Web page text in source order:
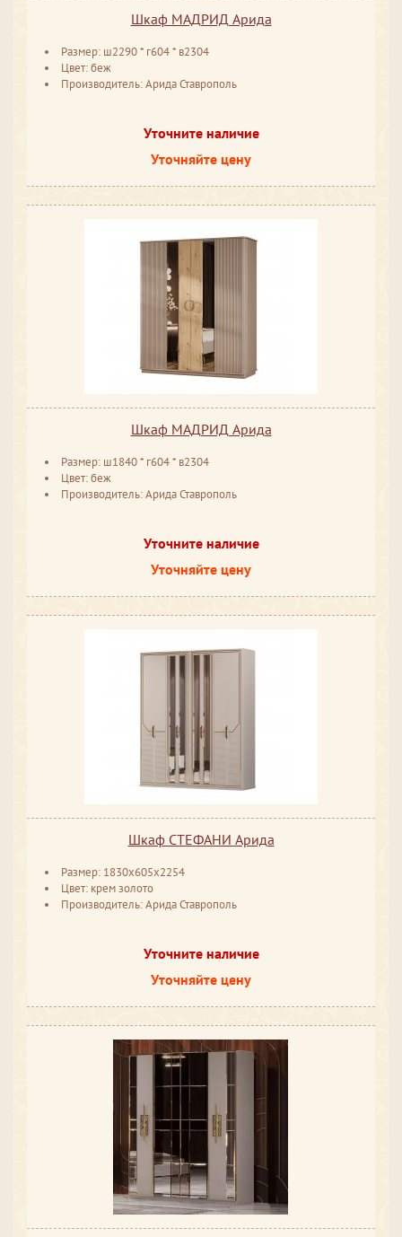
Шкаф МАДРИД Арида
Размер: ш2290 * г604 * в2304
Цвет: беж
Производитель: Арида Ставрополь
Уточните наличие
Уточняйте цену
Шкаф МАДРИД Арида
Размер: ш1840 * г604 * в2304
Цвет: беж
Производитель: Арида Ставрополь
Уточните наличие
Уточняйте цену
Шкаф СТЕФАНИ Арида
Размер: 1830х605х2254
Цвет: крем золото
Производитель: Арида Ставрополь
Уточните наличие
Уточняйте цену